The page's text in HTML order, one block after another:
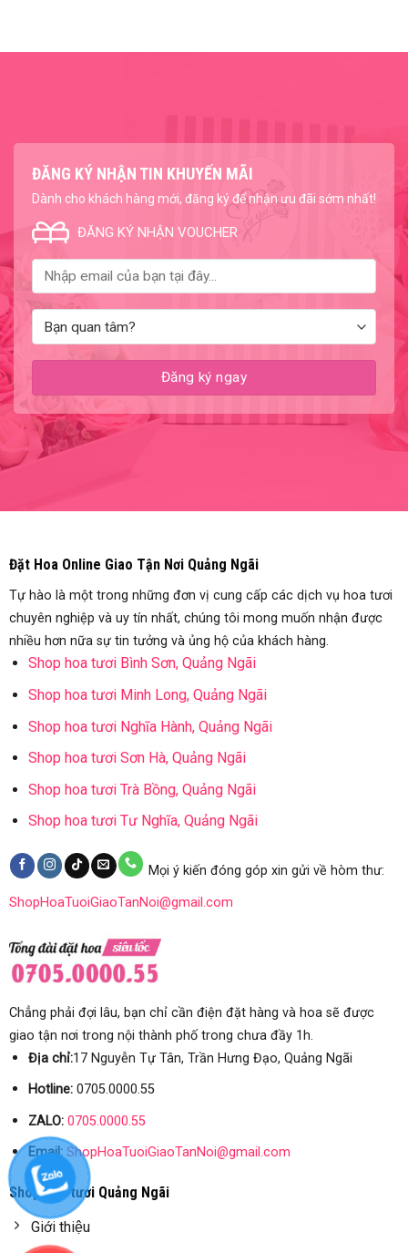
ĐĂNG KÝ NHẬN TIN KHUYẾN MÃI
Dành cho khách hàng mới, đăng ký để nhận ưu đãi sớm nhất!
ĐĂNG KÝ NHẬN VOUCHER
Đặt Hoa Online Giao Tận Nơi Quảng Ngãi
Tự hào là một trong những đơn vị cung cấp các dịch vụ hoa tươi
chuyên nghiệp và uy tín nhất, chúng tôi mong muốn nhận được
nhiều hơn nữa sự tin tưởng và ủng hộ của khách hàng.
Shop hoa tươi Bình Sơn, Quảng Ngãi
Shop hoa tươi Minh Long, Quảng Ngãi
Shop hoa tươi Nghĩa Hành, Quảng Ngãi
Shop hoa tươi Sơn Hà, Quảng Ngãi
Shop hoa tươi Trà Bồng, Quảng Ngãi
Shop hoa tươi Tư Nghĩa, Quảng Ngãi
Mọi ý kiến đóng góp xin gửi về hòm thư:
ShopHoaTuoiGiaoTanNoi@gmail.com
Chẳng phải đợi lâu, bạn chỉ cần điện đặt hàng và hoa sẽ được
giao tận nơi trong nội thành phố trong chưa đầy 1h.
Địa chỉ:17 Nguyễn Tự Tân, Trần Hưng Đạo, Quảng Ngãi
Hotline:0705.0000.55
ZALO: 0705.0000.55
Email: ShopHoaTuoiGiaoTanNoi@gmail.com
Shop hoa tươi Quảng Ngãi
Giới thiệu